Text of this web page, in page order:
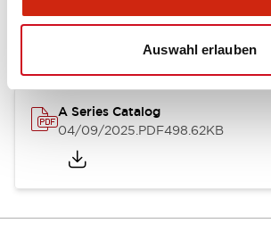
Auswahl erlauben
A Series Catalog
04/09/2025.PDF498.62KB